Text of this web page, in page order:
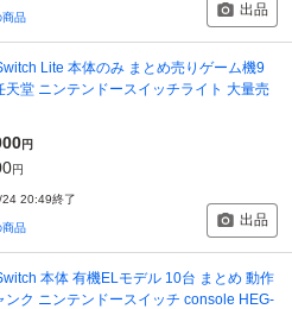
商品 出品
Lite 本体のみ まとめ売りゲーム機9
天堂 ニンテンドースイッチライト 大量売
円
円
24 20:49終了
商品 出品
本体 有機ELモデル 10台 まとめ 動作
ンク ニンテンドースイッチ console HEG-